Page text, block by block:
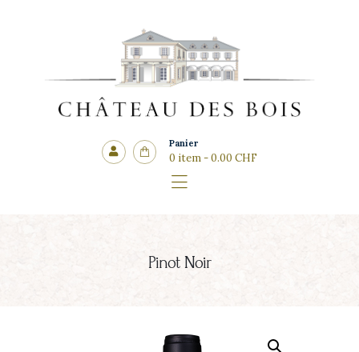
Panier
0 item-0.00 CHF
Pinot Noir
CHÂTEAU DES BOIS